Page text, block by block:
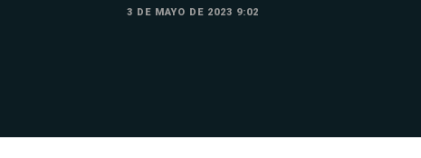
3 DE MAYO DE 2023 9:02